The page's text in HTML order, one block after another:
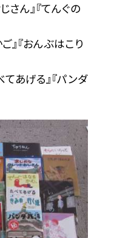
さん』『てんぐの
』『おんぶはこり
てあげる』『パンダ